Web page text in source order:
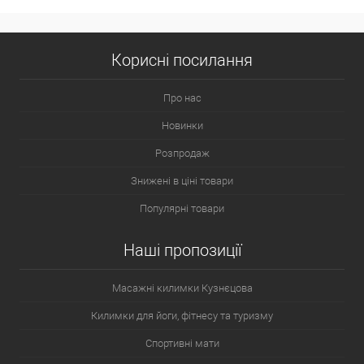
Корисні посилання
Про нас
Новинки
Розпродаж
Знижені в ціні товари
Популярні товари
Наші пропозиції
Масажні килимки Кузнєцова
Килимки для йоги, фітнесу та туризму
Спортивні мати